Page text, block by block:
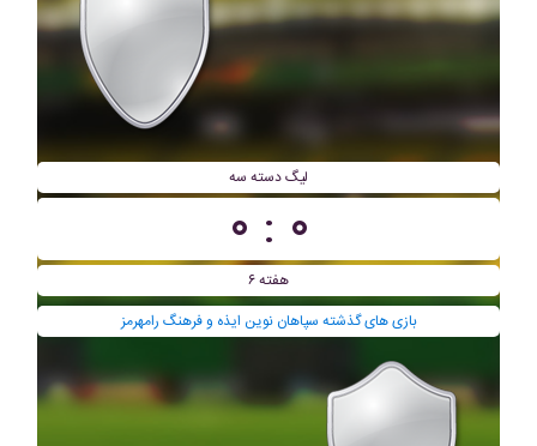
ليگ دسته سه
۰ : ۰
هفته ۶
بازی های گذشته سپاهان نوین ايذه و فرهنگ رامهرمز